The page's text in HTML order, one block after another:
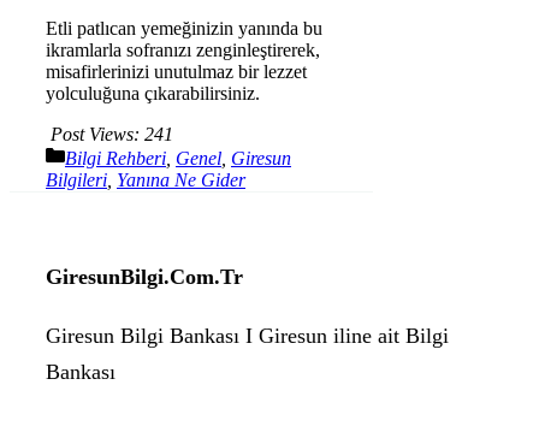
Etli patlıcan yemeğinizin yanında bu
ikramlarla sofranızı zenginleştirerek,
misafirlerinizi unutulmaz bir lezzet
yolculuğuna çıkarabilirsiniz.
Post Views: 241
Kategoriler
Bilgi Rehberi Genel Giresun
Bilgileri Yanına Ne Gider
GiresunBilgi.Com.Tr
Giresun Bilgi Bankası I Giresun iline ait Bilgi
Bankası